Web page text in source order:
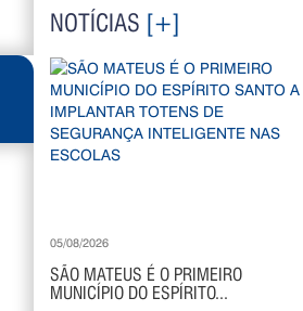
NOTÍCIAS [+]
05/08/2026
SÃO MATEUS É O PRIMEIRO
MUNICÍPIO DO ESPÍRITO...